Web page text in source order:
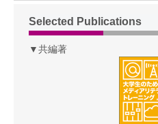
Selected Publications
▼共編著